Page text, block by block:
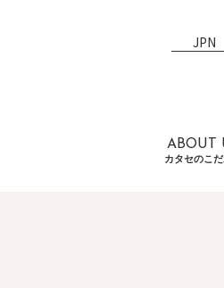
JPN
ABOUT
カタセのこだ